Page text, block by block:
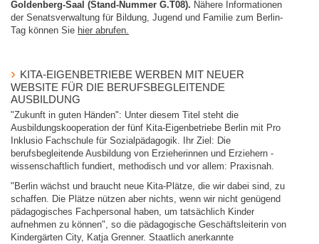
Goldenberg-Saal (Stand-Nummer G.T08). Nähere Informationen
der Senatsverwaltung für Bildung, Jugend und Familie zum Berlin-
Tag können Sie hier abrufen.
KITA-EIGENBETRIEBE WERBEN MIT NEUER
WEBSITE FÜR DIE BERUFSBEGLEITENDE
AUSBILDUNG
"Zukunft in guten Händen": Unter diesem Titel steht die
Ausbildungskooperation der fünf Kita-Eigenbetriebe Berlin mit Pro
Inklusio Fachschule für Sozialpädagogik. Ihr Ziel: Die
berufsbegleitende Ausbildung von Erzieherinnen und Erziehern -
wissenschaftlich fundiert, methodisch und vor allem: Praxisnah.
"Berlin wächst und braucht neue Kita-Plätze, die wir dabei sind, zu
schaffen. Die Plätze nützen aber nichts, wenn wir nicht genügend
pädagogisches Fachpersonal haben, um tatsächlich Kinder
aufnehmen zu können", so die pädagogische Geschäftsleiterin von
Kindergärten City, Katja Grenner. Staatlich anerkannte